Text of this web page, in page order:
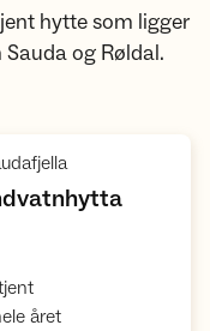
hytte som ligger
og Røldal.
,
,
,
året,